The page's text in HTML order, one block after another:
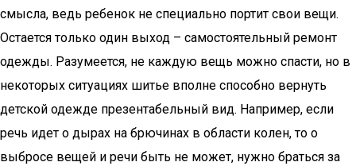
смысла, ведь ребенок не специально портит свои вещи.
Остается только один выход – самостоятельный ремонт
одежды. Разумеется, не каждую вещь можно спасти, но в
некоторых ситуациях шитье вполне способно вернуть
детской одежде презентабельный вид. Например, если
речь идет о дырах на брючинах в области колен, то о
выбросе вещей и речи быть не может, нужно браться за